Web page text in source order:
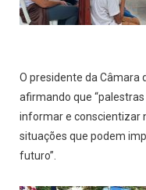
O presidente da Câmara
afirmando que
informar e conscientizar
situações que podem
futuro”.